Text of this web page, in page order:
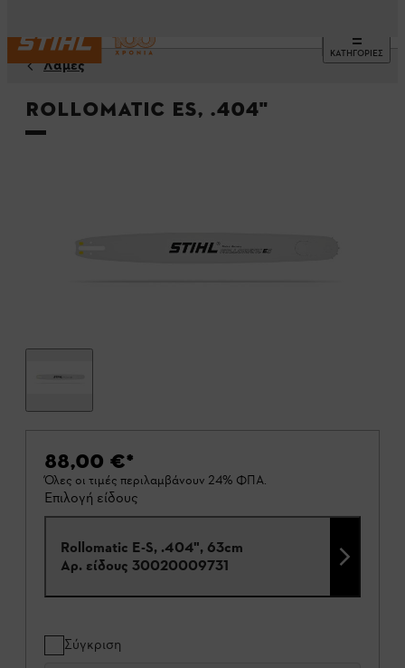
ΚΑΤΗΓΟΡΙΕΣ
Λάμες
Rollomatic ES, .404"
88,00 €*
Όλες οι τιμές περιλαμβάνουν 24% ΦΠΑ.
Επιλογή είδους
Rollomatic E-S, .404", 63cm
Αρ. είδους 30020009731
Σύγκριση